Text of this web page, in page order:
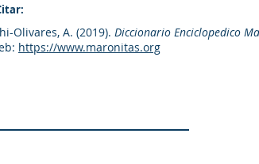
Olivares, A. (2019). Diccionario Enciclopedico
https://www.maronitas.org